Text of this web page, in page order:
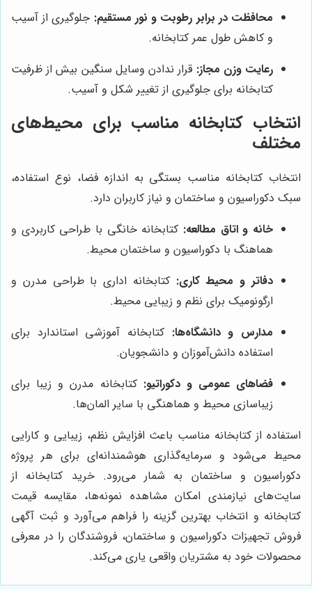
محافظت در برابر رطوبت و نور مستقیم: جلوگیری از آسیب
و کاهش طول عمر کتابخانه.
رعایت وزن مجاز: قرار ندادن وسایل سنگین بیش از ظرفیت
کتابخانه برای جلوگیری از تغییر شکل و آسیب.
انتخاب کتابخانه مناسب برای محیط‌های
مختلف
انتخاب کتابخانه مناسب بستگی به اندازه فضا، نوع استفاده،
سبک دکوراسیون و ساختمان و نیاز کاربران دارد.
خانه و اتاق مطالعه: کتابخانه خانگی با طراحی کاربردی و
هماهنگ با دکوراسیون و ساختمان محیط.
دفاتر و محیط کاری: کتابخانه اداری با طراحی مدرن و
ارگونومیک برای نظم و زیبایی محیط.
مدارس و دانشگاه‌ها: کتابخانه آموزشی استاندارد برای
استفاده دانش‌آموزان و دانشجویان.
فضاهای عمومی و دکوراتیو: کتابخانه مدرن و زیبا برای
زیباسازی محیط و هماهنگی با سایر المان‌ها.
استفاده از کتابخانه مناسب باعث افزایش نظم، زیبایی و کارایی
محیط می‌شود و سرمایه‌گذاری هوشمندانه‌ای برای هر پروژه
دکوراسیون و ساختمان به شمار می‌رود. خرید کتابخانه از
سایت‌های نیازمندی امکان مشاهده نمونه‌ها، مقایسه قیمت
کتابخانه و انتخاب بهترین گزینه را فراهم می‌آورد و ثبت آگهی
فروش تجهیزات دکوراسیون و ساختمان، فروشندگان را در معرفی
محصولات خود به مشتریان واقعی یاری می‌کند.